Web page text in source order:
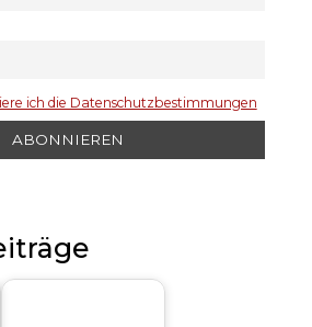
ich die Datenschutzbestimmungen